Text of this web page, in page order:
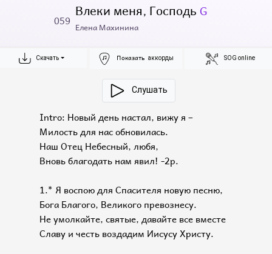
059
Влеки меня, Господь G
Елена Махинина
Скачать Показать аккорды SOG online
Слушать
Intro: Новый день настал, вижу я –
Милость для нас обновилась.
Наш Отец Небесный, любя,
Вновь благодать нам явил! -2р.
1.* Я воспою для Спасителя новую песню,
Бога Благого, Великого превознесу.
Не умолкайте, святые, давайте все вместе
Славу и честь воздадим Иисусу Христу.